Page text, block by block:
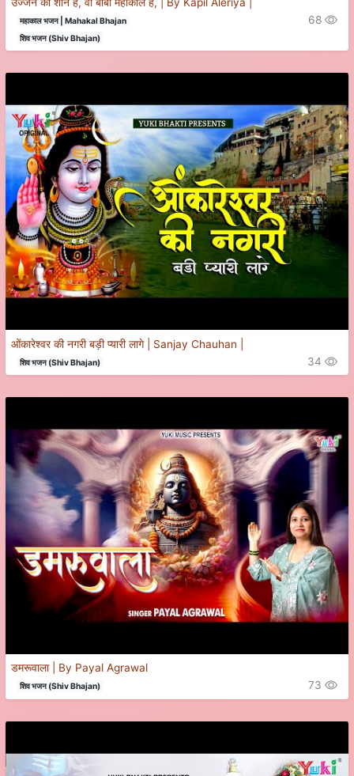
महाकाल भजन | Mahakal Bhajan
शिव भजन (Shiv Bhajan)
68
ओंकारेश्वर की नगरी बड़ी प्यारी लागे | Sanjay Chauhan |
शिव भजन (Shiv Bhajan) 34
डमरूवाला | By Payal Agrawal
शिव भजन (Shiv Bhajan) 73